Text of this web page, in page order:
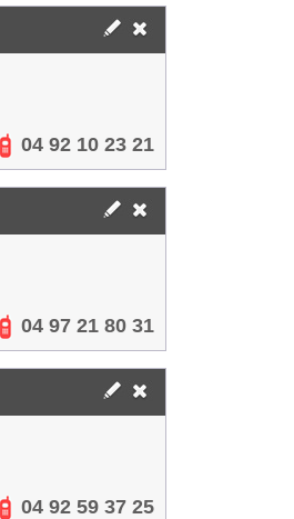
04 92 10 23 21
04 97 21 80 31
04 92 59 37 25